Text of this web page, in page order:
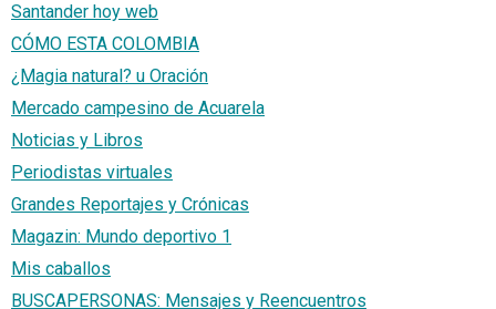
Santander hoy web
CÓMO ESTA COLOMBIA
¿Magia natural? u Oración
Mercado campesino de Acuarela
Noticias y Libros
Periodistas virtuales
Grandes Reportajes y Crónicas
Magazin: Mundo deportivo 1
Mis caballos
BUSCAPERSONAS: Mensajes y Reencuentros